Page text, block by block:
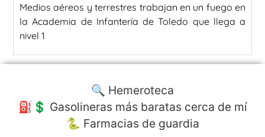
Medios aéreos y terrestres trabajan en un fuego en
la Academia de Infantería de Toledo que llega a
nivel 1
🔍 Hemeroteca
⛽️💲 Gasolineras más baratas cerca de mí
🐍 Farmacias de guardia